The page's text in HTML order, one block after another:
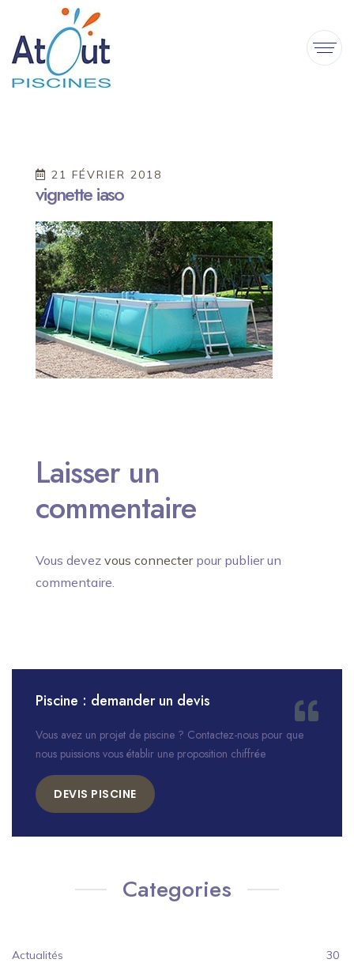
21 FÉVRIER 2018
vignette iaso
Laisser un
commentaire
Vous devez vous connecterpour publier un
commentaire.
Piscine : demander un devis
Vous avez un projet de piscine ? Contactez-nous pour que
nous puissions vous établir une proposition chiffrée
DEVIS PISCINE
Categories
Actualités 30